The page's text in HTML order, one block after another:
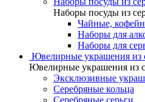
Наборы посуды из
Чайные,
Наборы для
Наборы для
Ювелирные украшения из
Ювелирные украшения из
Эксклюзивные
Серебряные кольца
Серебряные серьги